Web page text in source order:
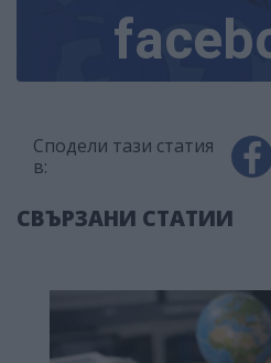
Сподели тази статия
в:
СВЪРЗАНИ СТАТИИ